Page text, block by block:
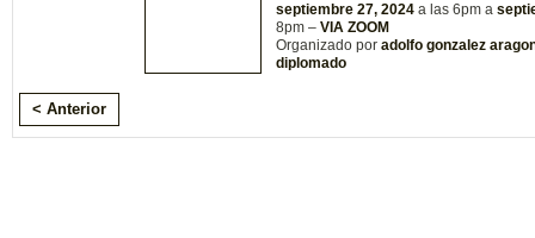
septiembre 27, 2024 a las 6pm a
8pm – VIA ZOOM
Organizado por adolfo gonzalez
diplomado
< Anterior